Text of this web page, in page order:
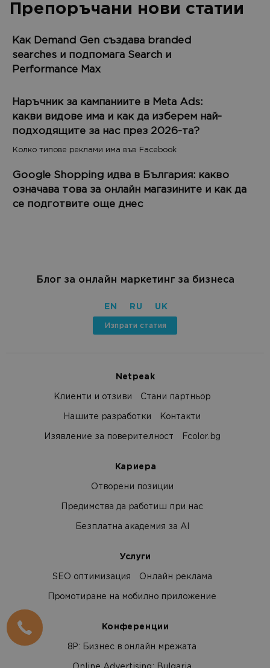
Препоръчани нови статии
Как Demand Gen създава branded
searches и подпомага Search и
Performance Max
Наръчник за кампаниите в Meta Ads:
какви видове има и как да изберем най-
подходящите за нас през 2026-та?
Колко типове реклами има във Facebook
Google Shopping идва в България: какво
означава това за онлайн магазините и как да
се подготвите още днес
Блог за онлайн маркетинг за бизнеса
EN RU UK
Изпрати статия
Netpeak
Клиенти и отзиви Стани партньор
Нашите разработки Контакти
Изявление за поверителност Fcolor.bg
Кариера
Отворени позиции
Предимства да работиш при нас
Безплатна академия за AI
Услуги
SEO оптимизация Онлайн реклама
Промотиране на мобилно приложение
Конференции
8Р: Бизнес в онлайн мрежата